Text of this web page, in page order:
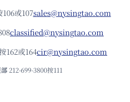
或107sales@nysingtao.com
classified@nysingtao.com
162或164cir@nysingtao.com
212-699-3800按111